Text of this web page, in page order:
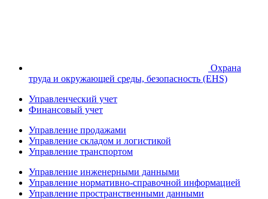
Охрана
труда и окружающей среды, безопасность (EHS)
Управленческий учет
Финансовый учет
Управление продажами
Управление складом и логистикой
Управление транспортом
Управление инженерными данными
Управление нормативно-справочной информацией
Управление пространственными данными